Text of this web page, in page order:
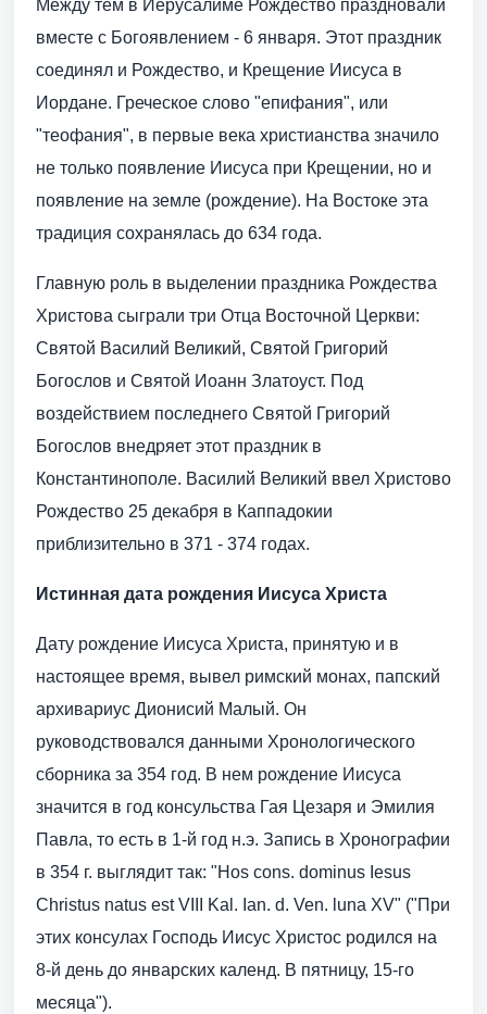
Между тем в Иерусалиме Рождество праздновали
вместе с Богоявлением - 6 января. Этот праздник
соединял и Рождество, и Крещение Иисуса в
Иордане. Греческое слово "епифания", или
"теофания", в первые века христианства значило
не только появление Иисуса при Крещении, но и
появление на земле (рождение). На Востоке эта
традиция сохранялась до 634 года.
Главную роль в выделении праздника Рождества
Христова сыграли три Отца Восточной Церкви:
Святой Василий Великий, Святой Григорий
Богослов и Святой Иоанн Златоуст. Под
воздействием последнего Святой Григорий
Богослов внедряет этот праздник в
Константинополе. Василий Великий ввел Христово
Рождество 25 декабря в Каппадокии
приблизительно в 371 - 374 годах.
Истинная дата рождения Иисуса Христа
Дату рождение Иисуса Христа, принятую и в
настоящее время, вывел римский монах, папский
архивариус Дионисий Малый. Он
руководствовался данными Хронологического
сборника за 354 год. В нем рождение Иисуса
значится в год консульства Гая Цезаря и Эмилия
Павла, то есть в 1-й год н.э. Запись в Хронографии
в 354 г. выглядит так: "Hos cons. dominus Iesus
Christus natus est VIII Kal. Ian. d. Ven. luna XV" ("При
этих консулах Господь Иисус Христос родился на
8-й день до январских календ. В пятницу, 15-го
месяца").